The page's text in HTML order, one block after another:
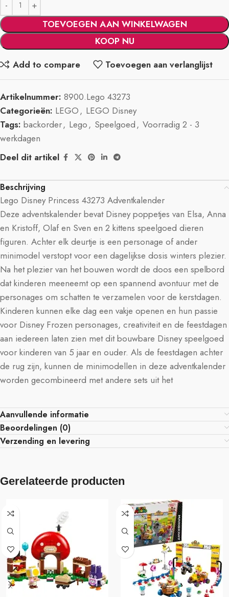
TOEVOEGEN AAN WINKELWAGEN
KOOP NU
Add to compare
Toevoegen aan verlanglijst
Artikelnummer: 8900.Lego 43273
Categorieën: LEGO, LEGO Disney
Tags: backorder, Lego, Speelgoed, Voorradig 2 - 3
werkdagen
Deel dit artikel
Beschrijving
Lego Disney Princess 43273 Adventkalender
Deze adventskalender bevat Disney poppetjes van Elsa, Anna
en Kristoff, Olaf en Sven en 2 kittens speelgoed dieren
figuren. Achter elk deurtje is een personage of ander
minimodel verstopt voor een dagelijkse dosis winters plezier.
Na het plezier van het bouwen wordt de doos een spelbord
dat kinderen meeneemt op een spannend avontuur met de
personages om schatten te verzamelen voor de kerstdagen.
Kinderen kunnen elke dag een vakje openen en hun passie
voor Disney Frozen personages, creativiteit en de feestdagen
aan iedereen laten zien met dit bouwbare Disney speelgoed
voor kinderen van 5 jaar en ouder. Als de feestdagen achter
de rug zijn, kunnen de minimodellen in deze adventkalender
worden gecombineerd met andere sets uit het
Aanvullende informatie
Beoordelingen (0)
Verzending en levering
Gerelateerde producten